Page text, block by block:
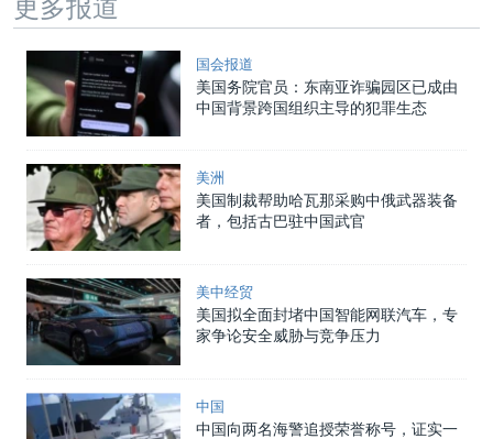
更多报道
国会报道
美国务院官员：东南亚诈骗园区已成由
中国背景跨国组织主导的犯罪生态
美洲
美国制裁帮助哈瓦那采购中俄武器装备
者，包括古巴驻中国武官
美中经贸
美国拟全面封堵中国智能网联汽车，专
家争论安全威胁与竞争压力
中国
中国向两名海警追授荣誉称号，证实一